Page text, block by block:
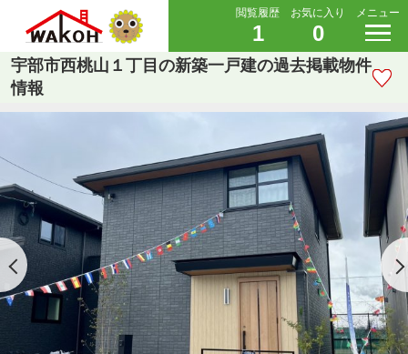
閲覧履歴
1
お気に入り
0
メニュー
宇部市西桃山１丁目の新築一戸建の過去掲載物件
情報